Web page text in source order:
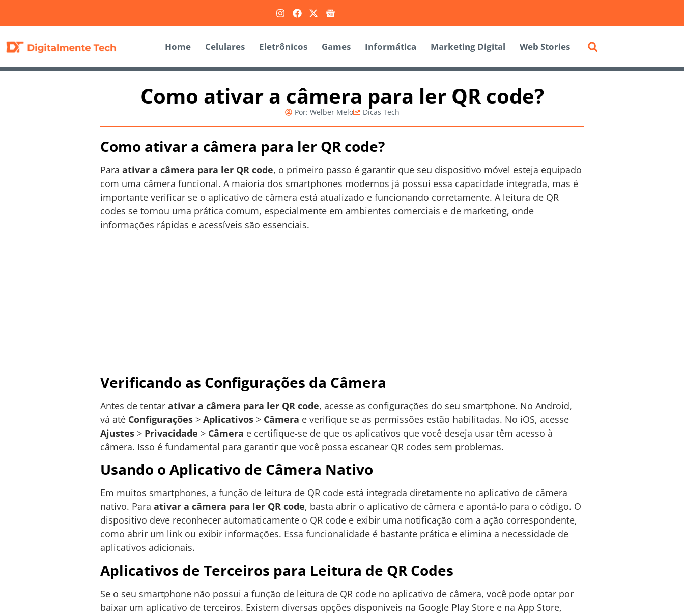
Home Celulares Eletrônicos Games Informática Marketing Digital Web Stories
Como ativar a câmera para ler QR code?
Por: Welber Melo Dicas Tech
Como ativar a câmera para ler QR code?
Para ativar a câmera para ler QR code, o primeiro passo é garantir que seu dispositivo móvel esteja equipado
com uma câmera funcional. A maioria dos smartphones modernos já possui essa capacidade integrada, mas é
importante verificar se o aplicativo de câmera está atualizado e funcionando corretamente. A leitura de QR
codes se tornou uma prática comum, especialmente em ambientes comerciais e de marketing, onde
informações rápidas e acessíveis são essenciais.
Verificando as Configurações da Câmera
Antes de tentar ativar a câmera para ler QR code, acesse as configurações do seu smartphone. No Android,
vá até Configurações > Aplicativos > Câmera e verifique se as permissões estão habilitadas. No iOS, acesse
Ajustes > Privacidade > Câmera e certifique-se de que os aplicativos que você deseja usar têm acesso à
câmera. Isso é fundamental para garantir que você possa escanear QR codes sem problemas.
Usando o Aplicativo de Câmera Nativo
Em muitos smartphones, a função de leitura de QR code está integrada diretamente no aplicativo de câmera
nativo. Para ativar a câmera para ler QR code, basta abrir o aplicativo de câmera e apontá-lo para o código. O
dispositivo deve reconhecer automaticamente o QR code e exibir uma notificação com a ação correspondente,
como abrir um link ou exibir informações. Essa funcionalidade é bastante prática e elimina a necessidade de
aplicativos adicionais.
Aplicativos de Terceiros para Leitura de QR Codes
Se o seu smartphone não possui a função de leitura de QR code no aplicativo de câmera, você pode optar por
baixar um aplicativo de terceiros. Existem diversas opções disponíveis na Google Play Store e na App Store,